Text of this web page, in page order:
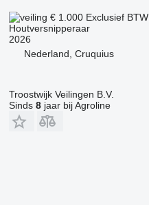
€ 1.000 Exclusief BTW
Houtversnipperaar
2026
Nederland, Cruquius
Troostwijk Veilingen B.V.
Sinds 8jaar bij Agroline